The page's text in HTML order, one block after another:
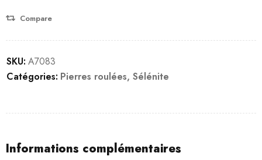
Compare
SKU: A7083
Catégories: Pierres roulées, Sélénite
Informations complémentaires